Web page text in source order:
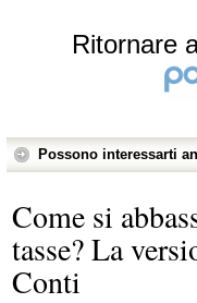
Ritornare
Possono interessarti
Come si
tasse? La
Conti